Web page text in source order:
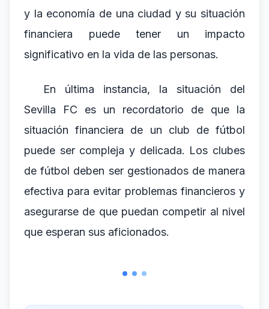
y la economía de una ciudad y su situación
financiera puede tener un impacto
significativo en la vida de las personas.
En última instancia, la situación del
Sevilla FC es un recordatorio de que la
situación financiera de un club de fútbol
puede ser compleja y delicada. Los clubes
de fútbol deben ser gestionados de manera
efectiva para evitar problemas financieros y
asegurarse de que puedan competir al nivel
que esperan sus aficionados.